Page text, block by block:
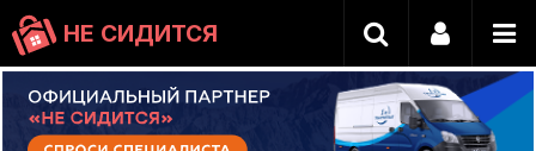
НЕ СИДИТСЯ